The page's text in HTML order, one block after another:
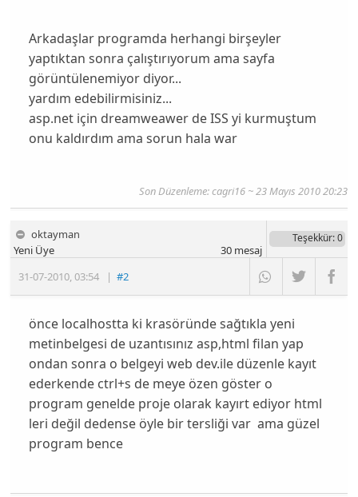
Arkadaşlar programda herhangi birşeyler
yaptıktan sonra çalıştırıyorum ama sayfa
görüntülenemiyor diyor...
yardım edebilirmisiniz...
asp.net için dreamweawer de ISS yi kurmuştum
onu kaldırdım ama sorun hala war
Son Düzenleme:cagri16~ 23 Mayıs 2010 20:23
oktayman
31-07-2010,03:54 |#2
Yeni Üye
Teşekkür: 0
30mesaj
önce localhostta ki krasöründe sağtıkla yeni
metinbelgesi de uzantısınız asp,html filan yap
ondan sonra o belgeyi web dev.ile düzenle kayıt
ederkende ctrl+s de meye özen göster o
program genelde proje olarak kayırt ediyor html
leri değil dedense öyle bir tersliği var ama güzel
program bence